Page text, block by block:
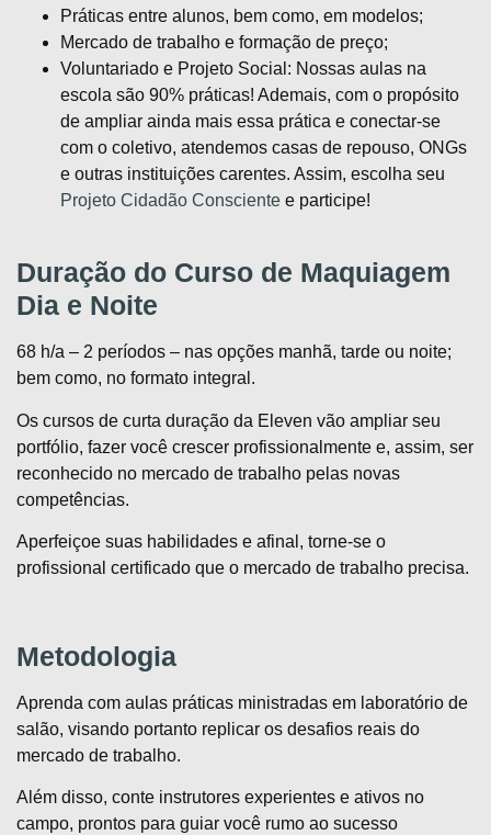
Práticas entre alunos, bem como, em modelos;
Mercado de trabalho e formação de preço;
Voluntariado e Projeto Social: Nossas aulas na
escola são 90% práticas! Ademais, com o propósito
de ampliar ainda mais essa prática e conectar-se
com o coletivo, atendemos casas de repouso, ONGs
e outras instituições carentes. Assim, escolha seu
Projeto Cidadão Consciente e participe!
Duração do Curso de Maquiagem
Dia e Noite
68 h/a – 2 períodos – nas opções manhã, tarde ou noite;
bem como, no formato integral.
Os cursos de curta duração da Eleven vão ampliar seu
portfólio, fazer você crescer profissionalmente e, assim, ser
reconhecido no mercado de trabalho pelas novas
competências.
Aperfeiçoe suas habilidades e afinal, torne-se o
profissional certificado que o mercado de trabalho precisa.
Metodologia
Aprenda com aulas práticas ministradas em laboratório de
salão, visando portanto replicar os desafios reais do
mercado de trabalho.
Além disso, conte instrutores experientes e ativos no
campo, prontos para guiar você rumo ao sucesso